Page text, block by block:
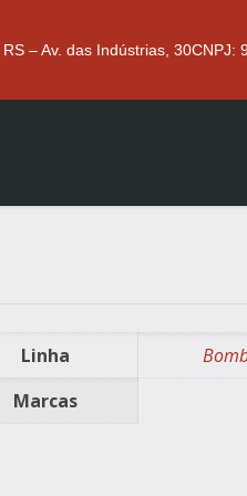
– Av. das Indústrias, 30CNPJ:
Linha
Marcas